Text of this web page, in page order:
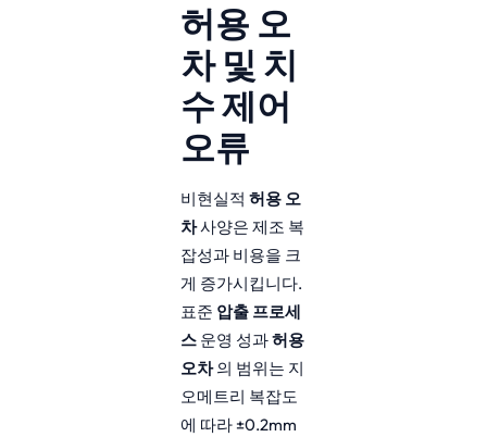
허용 오
차 및 치
수 제어
오류
비현실적 허용 오
차사양은 제조 복
잡성과 비용을 크
게 증가시킵니다.
표준 압출 프로세
스 운영 성과허용
오차의 범위는 지
오메트리 복잡도
에 따라 ±0.2mm